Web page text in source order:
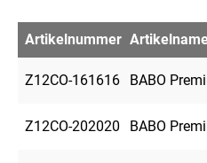
Artikelnummer
Z12CO-161616 BABO
Z12CO-202020 BABO